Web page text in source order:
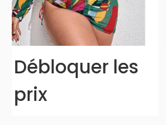
Débloquer les
prix